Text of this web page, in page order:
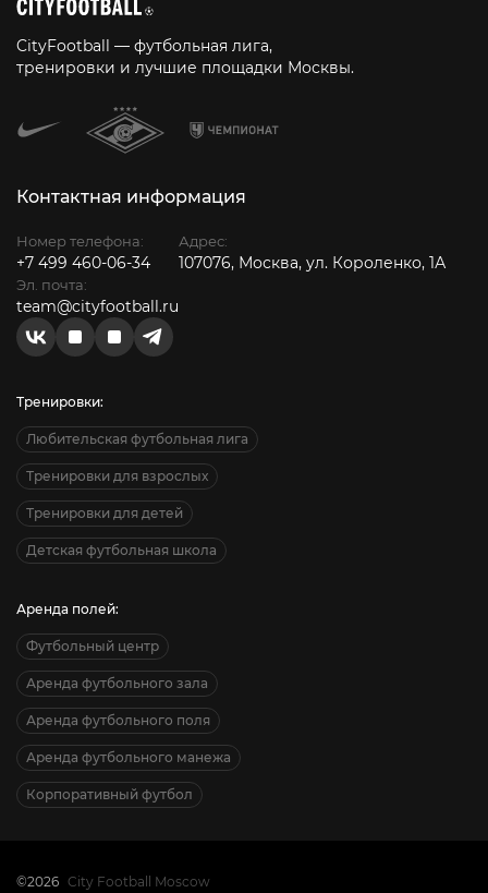
CityFootball — футбольная лига,
тренировки и лучшие площадки Москвы.
Контактная информация
Номер телефона:
+7 499 460-06-34
Эл. почта:
team@cityfootball.ru
Адрес:
107076, Москва, ул. Короленко, 1А
Тренировки:
Любительская футбольная лига
Тренировки для взрослых
Тренировки для детей
Детская футбольная школа
Аренда полей:
Футбольный центр
Аренда футбольного зала
Аренда футбольного поля
Аренда футбольного манежа
Корпоративный футбол
©2026 City Football Moscow